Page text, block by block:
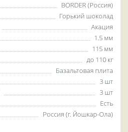
BORDER (Россия)
Горький шоколад
Акация
1.5 мм
115 мм
до 110 кг
Базальтовая плита
3 шт
3 шт
Есть
Россия (г. Йошкар-Ола)